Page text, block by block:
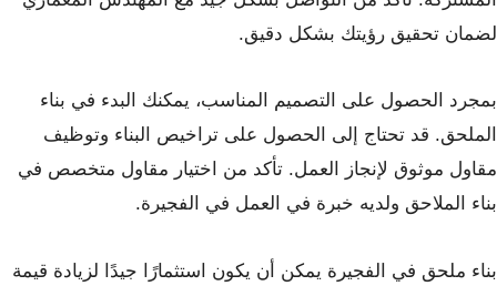
لضمان تحقيق رؤيتك بشكل دقيق.
بمجرد الحصول على التصميم المناسب، يمكنك البدء في بناء
الملحق. قد تحتاج إلى الحصول على تراخيص البناء وتوظيف
مقاول موثوق لإنجاز العمل. تأكد من اختيار مقاول متخصص في
بناء الملاحق ولديه خبرة في العمل في الفجيرة.
بناء ملحق في الفجيرة يمكن أن يكون استثمارًا جيدًا لزيادة قيمة